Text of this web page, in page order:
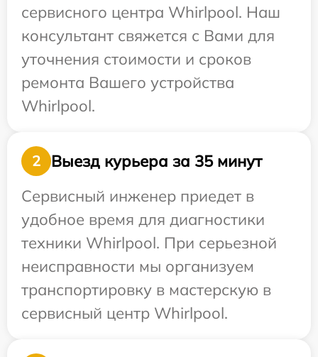
сервисного центра Whirlpool. Наш
консультант свяжется с Вами для
уточнения стоимости и сроков
ремонта Вашего устройства
Whirlpool.
2
Выезд курьера за 35 минут
Сервисный инженер приедет в
удобное время для диагностики
техники Whirlpool. При серьезной
неисправности мы организуем
транспортировку в мастерскую в
сервисный центр Whirlpool.